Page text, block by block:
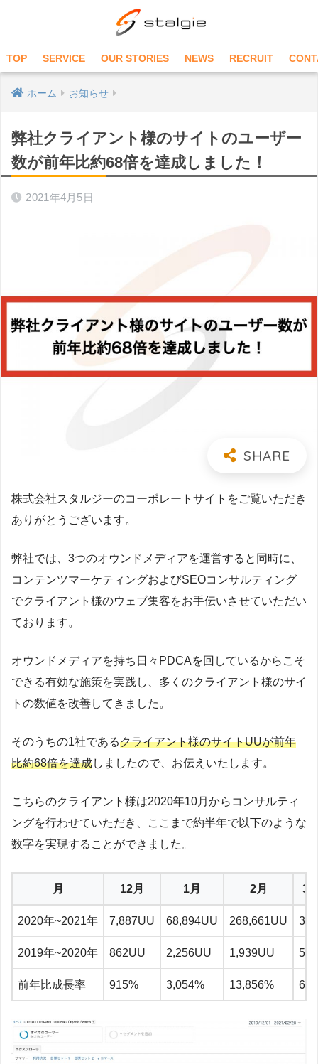
TOP SERVICE OUR STORIES NEWS RECRUIT
ホーム お知らせ
弊社クライアント様のサイトのユーザー
数が前年比約68倍を達成しました！
2021年4月5日
株式会社スタルジーのコーポレートサイトをご覧いただき
ありがとうございます。
弊社では、3つのオウンドメディアを運営すると同時に、
コンテンツマーケティングおよびSEOコンサルティング
でクライアント様のウェブ集客をお手伝いさせていただい
ております。
オウンドメディアを持ち日々PDCAを回しているからこそ
できる有効な施策を実践し、多くのクライアント様のサイ
トの数値を改善してきました。
そのうちの1社であるクライアント様のサイトUUが前年
比約68倍を達成しましたので、お伝えいたします。
こちらのクライアント様は2020年10月からコンサルティ
ングを行わせていただき、ここまで約半年で以下のような
数字を実現することができました。
月 12月 1月 2月 3
2020年~2021年 7,887UU 68,894UU 268,661UU
2019年~2020年 862UU 2,256UU 1,939UU
前年比成長率 915% 3,054% 13,856%